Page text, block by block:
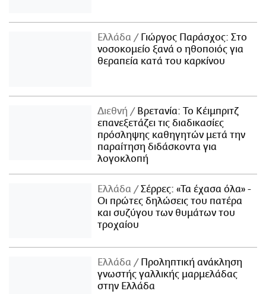
Ελλάδα
Γιώργος Παράσχος: Στο
νοσοκομείο ξανά ο ηθοποιός για
θεραπεία κατά του καρκίνου
Διεθνή
Βρετανία: Το Κέιμπριτζ
επανεξετάζει τις διαδικασίες
πρόσληψης καθηγητών μετά την
παραίτηση διδάσκοντα για
λογοκλοπή
Ελλάδα
Σέρρες: «Τα έχασα όλα» -
Οι πρώτες δηλώσεις του πατέρα
και συζύγου των θυμάτων του
τροχαίου
Ελλάδα
Προληπτική ανάκληση
γνωστής γαλλικής μαρμελάδας
στην Ελλάδα